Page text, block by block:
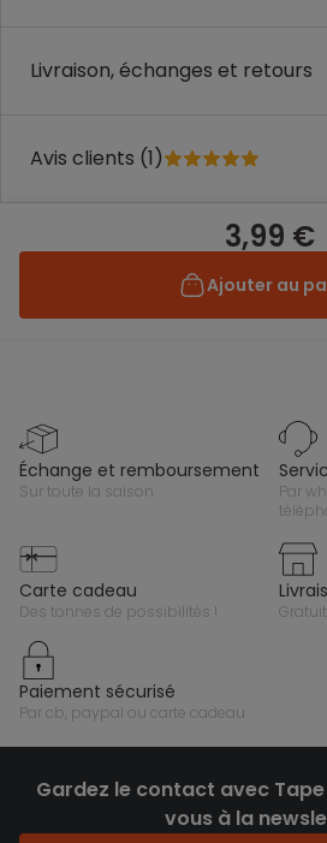
Livraison, échanges et retours
Avis clients (1)
3,99 €
Ajouter au
échange et remboursement
sur toute la saison
par whatsapp, e-mail ou
carte cadeau
des tonnes de possibilités !
paiement sécurisé
par cb, paypal ou carte cadeau
Gardez le contact avec Tape
vous à la